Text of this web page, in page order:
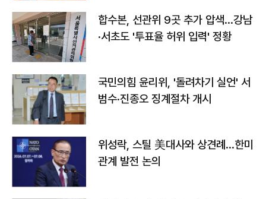
합수본, 선관위 9곳 추가 압색…강남
·서초도 '투표율 허위 입력' 정황
국민의힘 윤리위, '돌려차기 실언' 서
범수·진종오 징계절차 개시
위성락, 스틸 美대사와 상견례…한미
관계 발전 논의